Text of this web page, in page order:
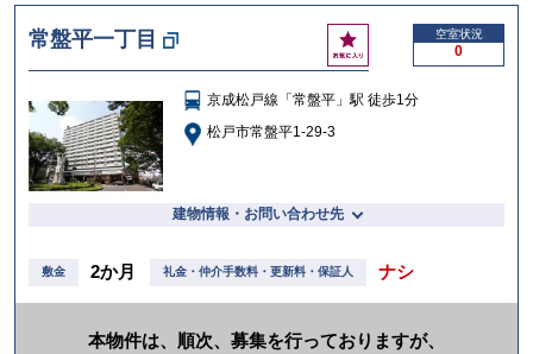
け
る
常盤平一丁目
お
気
入
り
空室状況
0
京成松戸線「常盤平」駅 徒歩1分
松戸市常盤平1-29-3
建物情報・お問い合わせ先
敷金 2か月 礼金・仲介手数料・更新料・保証人 ナシ
本物件は、順次、募集を行っておりますが、